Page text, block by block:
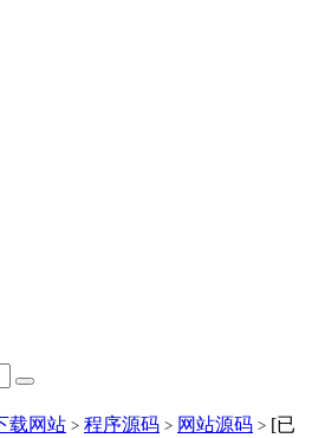
载网站 > 程序源码 > 网站源码 > [已